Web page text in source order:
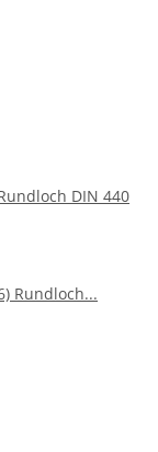
DIN 440